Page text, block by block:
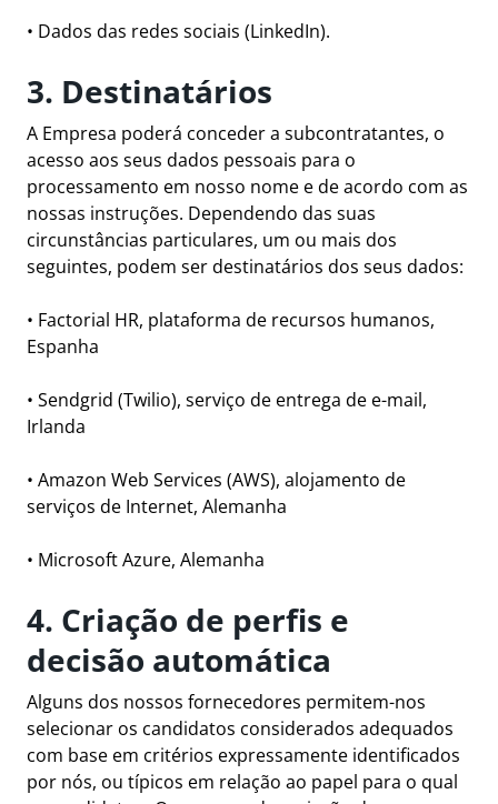
• Dados das redes sociais (LinkedIn).
3. Destinatários
A Empresa poderá conceder a subcontratantes, o
acesso aos seus dados pessoais para o
processamento em nosso nome e de acordo com as
nossas instruções. Dependendo das suas
circunstâncias particulares, um ou mais dos
seguintes, podem ser destinatários dos seus dados:
• Factorial HR, plataforma de recursos humanos,
Espanha
• Sendgrid (Twilio), serviço de entrega de e-mail,
Irlanda
• Amazon Web Services (AWS), alojamento de
serviços de Internet, Alemanha
• Microsoft Azure, Alemanha
4. Criação de perfis e
decisão automática
Alguns dos nossos fornecedores permitem-nos
selecionar os candidatos considerados adequados
com base em critérios expressamente identificados
por nós, ou típicos em relação ao papel para o qual